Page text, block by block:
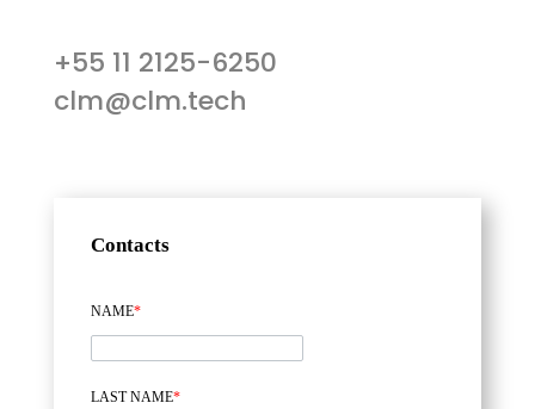
+55 11 2125-6250
clm@clm.tech
Contacts
NAME*
LAST NAME*